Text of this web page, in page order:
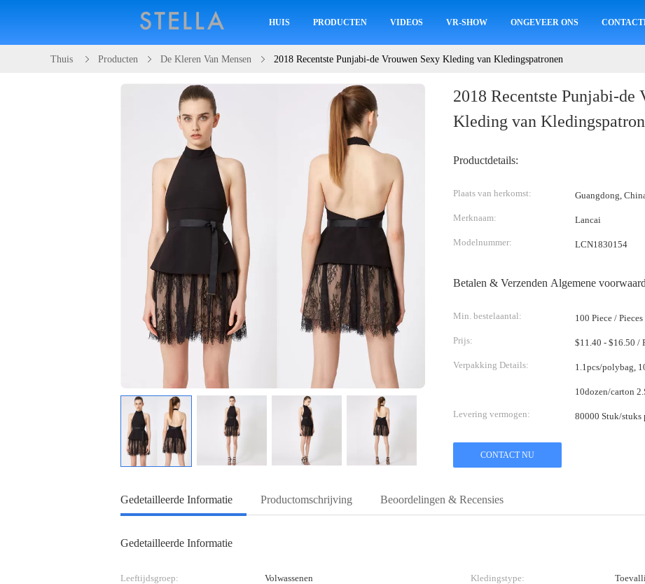
HUIS PRODUCTEN VIDEOS VR-SHOW ONGEVEER ONS
Thuis Producten De Kleren Van Mensen 2018 Recentste Punjabi-de Vrouwen Sexy Kleding van Kledingspatronen
2018 Recentste Punjabi-de
Kleding van
Productdetails:
Plaats van herkomst: Guangdong,
Merknaam: Lancai
Modelnummer: LCN1830154
Betalen & Verzenden Algemene
Min. bestelaantal: 100 Piece / Pieces
Prijs:
Verpakking Details: 1.1pcs/polybag,
Levering vermogen: 80000 Stuk/stuks
CONTACT NU
Gedetailleerde Informatie Productomschrijving Beoordelingen & Recensies
Gedetailleerde Informatie
Leeftijdsgroep: Volwassenen Kledingstype: